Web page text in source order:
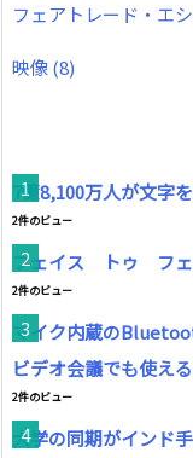
フェアトレード・エ
映像(8)
7億8,100万人が文字
2件のビュー
フェイス トゥ フ
2件のビュー
マイク内蔵の
ビデオ会議でも使え
2件のビュー
大学の同期がインド